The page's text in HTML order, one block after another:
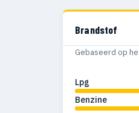
Brandstof
Gebaseerd op
Lpg
Benzine